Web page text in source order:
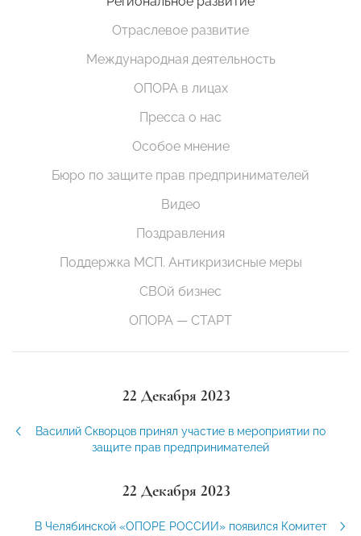
Отраслевое развитие
Международная деятельность
ОПОРА в лицах
Пресса о нас
Особое мнение
Бюро по защите прав предпринимателей
Видео
Поздравления
Поддержка МСП. Антикризисные меры
СВОй бизнес
ОПОРА — СТАРТ
22 Декабря 2023
Василий Скворцов принял участие в мероприятии по
защите прав предпринимателей
22 Декабря 2023
В Челябинской «ОПОРЕ РОССИИ» появился Комитет